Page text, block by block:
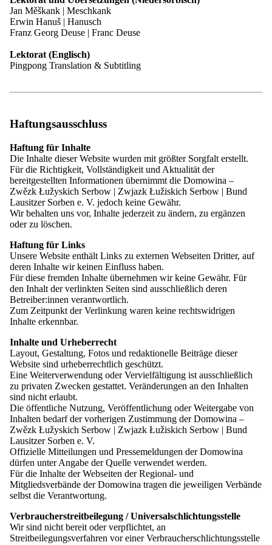
Erbe der Lausitz
EUROPEADA
Internationales Folklorefestival ŁUŽICA -
ŁUŽYCA - LAUSITZ
Übersicht: Auszeichnungen
Preis der Domowina
Serbski Dudak
Geschichte
Immaterielles Kulturerbe
Rechte der Sorben
Das sorbische Lindenblatt
Umfrage Lausitz-Monitor
Wissen und Materialien
Übersicht: Wissen und Materialien
Adressen und Ressourcen
Übersetzer
Publikationen
Presse
Übersicht: Presse
Pressemitteilungen
Kontakt
Kontrast
Schrift
Leichte Sprache
Kontrast
Schrift
Leichte Sprache
22.08.26
Veranstaltung
Exkursion nach Welzow und Senftenberg
Jan Měškank | Meschkank
Erwin Hanuš | Hanusch
Franz Georg Deuse | Franc Deuse
Lektorat (Englisch)
Pingpong Translation & Subtitling
Haftungsausschluss
Haftung für Inhalte
Die Inhalte dieser Website wurden mit größter Sorgfalt erstellt.
Für die Richtigkeit, Vollständigkeit und Aktualität der
bereitgestellten Informationen übernimmt die Domowina –
Zwězk Łužyskich Serbow | Zwjazk Łužiskich Serbow | Bund
Lausitzer Sorben e. V. jedoch keine Gewähr.
Wir behalten uns vor, Inhalte jederzeit zu ändern, zu ergänzen
oder zu löschen.
Haftung für Links
Unsere Website enthält Links zu externen Webseiten Dritter, auf
deren Inhalte wir keinen Einfluss haben.
Für diese fremden Inhalte übernehmen wir keine Gewähr. Für
den Inhalt der verlinkten Seiten sind ausschließlich deren
Betreiber:innen verantwortlich.
Zum Zeitpunkt der Verlinkung waren keine rechtswidrigen
Inhalte erkennbar.
Inhalte und Urheberrecht
Layout, Gestaltung, Fotos und redaktionelle Beiträge dieser
Website sind urheberrechtlich geschützt.
Eine Weiterverwendung oder Vervielfältigung ist ausschließlich
zu privaten Zwecken gestattet. Veränderungen an den Inhalten
sind nicht erlaubt.
Die öffentliche Nutzung, Veröffentlichung oder Weitergabe von
Inhalten bedarf der vorherigen Zustimmung der Domowina –
Zwězk Łužyskich Serbow | Zwjazk Łužiskich Serbow | Bund
Lausitzer Sorben e. V.
Offizielle Mitteilungen und Pressemeldungen der Domowina
dürfen unter Angabe der Quelle verwendet werden.
Für die Inhalte der Webseiten der Regional- und
Mitgliedsverbände der Domowina tragen die jeweiligen Verbände
selbst die Verantwortung.
Verbraucherstreitbeilegung / Universalschlichtungsstelle
Wir sind nicht bereit oder verpflichtet, an
Streitbeilegungsverfahren vor einer Verbraucherschlichtungsstelle
Telefon: +49 (0)3591 550-102
Telefax: +49 (0)3591 42408
Hospitalstraße 4
01097 Dresden
Telefon: 0351 6557720
Telefax: 0351 65577222
E-Mail:zentrale@dids.de
Aufruf der Internetseite, Protokollierung und Erstellung von
Logfiles
Zum Aufruf unserer Internetseite ist für die Dauer der Sitzung
eine Verarbeitung Ihrer IP-Adresse sowie weiterer
Zugriffsinformationen technisch erforderlich. Darüber hinaus
werden die Zugriffsinformationen protokolliert und in den
Logfiles des Servers gespeichert. Davon umfasst sind Ihre IP-
Adresse, Browsertyp und Browserversion, verwen-detes
Betriebssystem, Referrer-URL, Hostname des zugreifenden
Rechners sowie Datum und Uhrzeit der Anfrage. Die
Verarbeitung der personenbezogenen Daten erfolgt zur
Bereitstellung der Internetseite (Art. 6 Abs. 1 Satz 1 lit. b) DS-
GVO) sowie zur Gewährleistung der Sicherheit unserer
informationstechnischen Systeme (Art. 6 Abs. 1 Satz 1 lit. c) DS-
GVO i.V.m. Art. 32 DS-GVO). Die Logfiles werden spätestens
nach 7 Tagen gelöscht.
Verwendung von Cookies
Wir verwenden auf unserer Internetseite Cookies. Mittels eines
Cookies können die Informationen und Angebote auf unserer
Internetseite im Sinne des Benutzers optimiert werden. Cookies
ermöglichen uns die Benutzer unserer Inter-netseite
wiederzuerkennen. Zweck dieser Wiedererkennung ist es, den
Nutzern die Verwendung unserer Internet-seite zu erleichtern.
Cookies kommen auf unserer Internetseite im Zusammenhang mit
folgenden Diensten zum Einsatz:
Matomo – Nutzungsanalyse
Innerhalb unserer Internetseite nutzen wir mit Ihrer
Einwilligung gemäß § 25 Abs. 1 TDDDG i. V. m. Art. 4
Nr. 11, Art. 7 DS-GVO den Webanalysedienst Matomo zur